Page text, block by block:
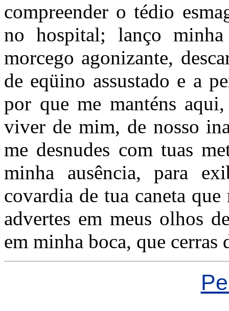
compreender o tédio
no hospital; lanço minha
morcego agonizante,
de eqüino assustado e a
por que me manténs
viver de mim, de nosso
me desnudes com tuas
minha ausência, para
covardia de tua caneta que
advertes em meus olhos
em minha boca, que cerras